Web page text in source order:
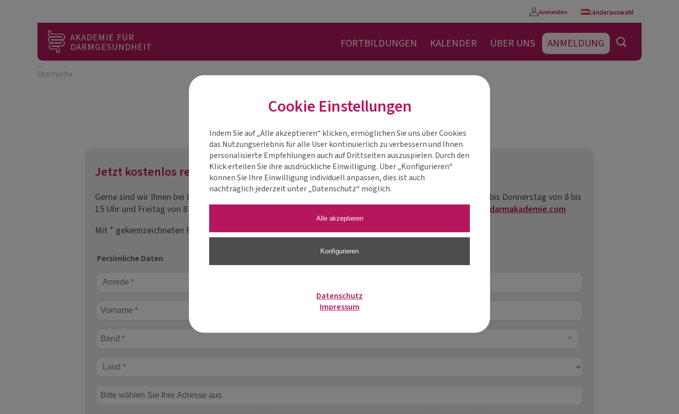
Anmelden
Konto
Länderauswahl
AKADEMIE FÜR
DARMGESUNDHEIT FORTBILDUNGEN KALENDER ÜBER UNS ANMELDUNG
Startseite
Jetzt kostenlos registrieren!
Gerne sind wir Ihnen bei Ihrer Registrierung behilflich: Sie erreichen das Veranstaltungsteam von Montag bis Donnerstag von 8 bis
15 Uhr und Freitag von 8 bis 13 Uhr telefonisch unter
info@darmakademie.com
Mit * gekennzeichneten Felder sind Pflichtfelder
Persönliche Daten
Anrede *
Vorname * Nachname *
Beruf *
Beruf *
Cookie Einstellungen
Indem Sie auf „Alle akzeptieren“ klicken, ermöglichen Sie uns über Cookies
das Nutzungserlebnis für alle User kontinuierlich zu verbessern und Ihnen
personalisierte Empfehlungen auch auf Drittseiten auszuspielen. Durch den
Klick erteilen Sie ihre ausdrückliche Einwilligung. Über „Konfigurieren“
können Sie Ihre Einwilligung individuell anpassen, dies ist auch
nachträglich jederzeit unter „Datenschutz“ möglich.
Alle akzeptieren
Konfigurieren
Datenschutz
Impressum